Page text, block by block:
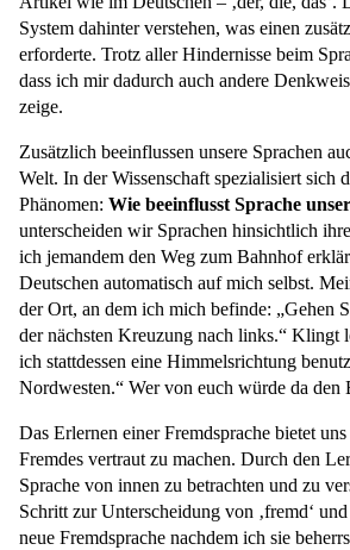
System dahinter verstehen, was einen
erforderte. Trotz aller Hindernisse beim
dass ich mir dadurch auch andere
zeige.
Zusätzlich beeinflussen unsere Sprachen
Welt. In der Wissenschaft spezialisiert sich
Phänomen: Wie beeinflusst Sprache
unterscheiden wir Sprachen hinsichtlich
ich jemandem den Weg zum Bahnhof
Deutschen automatisch auf mich selbst.
der Ort, an dem ich mich befinde: „Gehen
der nächsten Kreuzung nach links.“ Klingt
ich stattdessen eine Himmelsrichtung
Nordwesten.“ Wer von euch würde da den
Das Erlernen einer Fremdsprache bietet
Fremdes vertraut zu machen. Durch den
Sprache von innen zu betrachten und zu
Schritt zur Unterscheidung von ‚fremd‘
neue Fremdsprache nachdem ich sie